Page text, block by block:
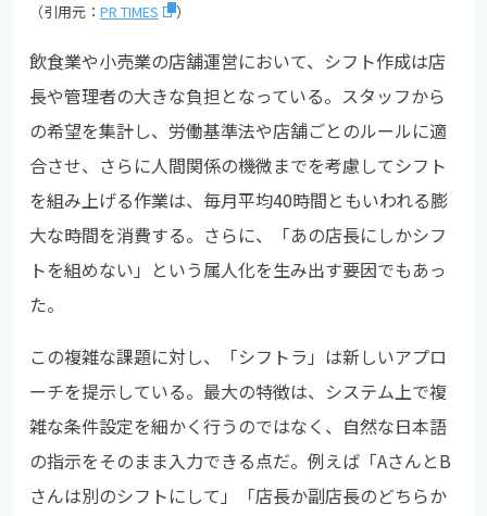
（引用元： PR TIMES ）
飲食業や小売業の店舗運営において、シフト作成は店
長や管理者の大きな負担となっている。スタッフから
の希望を集計し、労働基準法や店舗ごとのルールに適
合させ、さらに人間関係の機微までを考慮してシフト
を組み上げる作業は、毎月平均40時間ともいわれる膨
大な時間を消費する。さらに、「あの店長にしかシフ
トを組めない」という属人化を生み出す要因でもあっ
た。
この複雑な課題に対し、「シフトラ」は新しいアプロ
ーチを提示している。最大の特徴は、システム上で複
雑な条件設定を細かく行うのではなく、自然な日本語
の指示をそのまま入力できる点だ。例えば「AさんとB
さんは別のシフトにして」「店長か副店長のどちらか